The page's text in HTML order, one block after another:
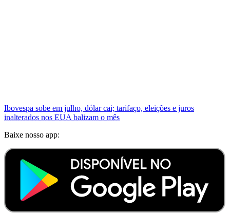
Ibovespa sobe em julho, dólar cai; tarifaço, eleições e juros
inalterados nos EUA balizam o mês
Baixe nosso app: